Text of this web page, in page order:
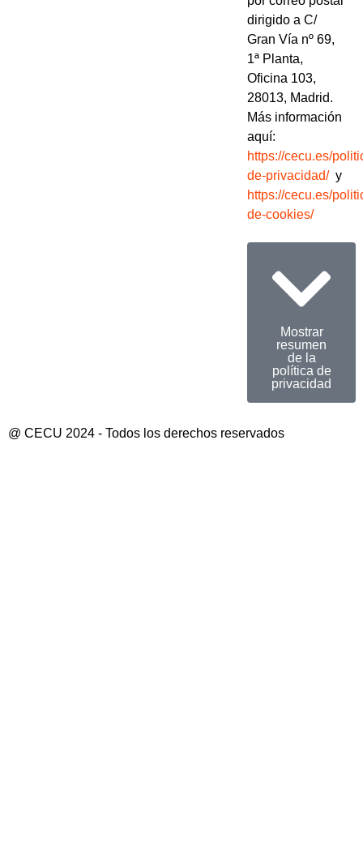
dirigido a C/
Gran Vía nº 69,
1ª Planta,
Oficina 103,
28013, Madrid.
Más información
aquí:
https://cecu.es/
de-privacidad/y
https://cecu.es/
de-cookies/
Mostrar
resumen
de la
política de
privacidad
@ CECU 2024 - Todos los derechos reservados